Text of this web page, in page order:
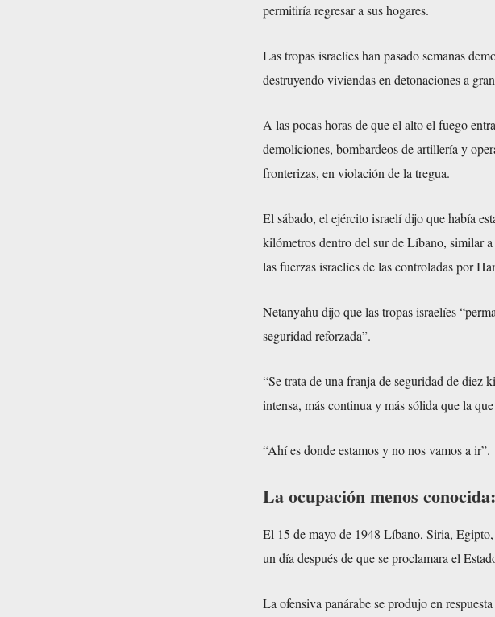
permitiría regresar a sus hogares.
Las tropas israelíes han pasado semanas
destruyendo viviendas en detonaciones a
A las pocas horas de que el alto el fuego
demoliciones, bombardeos de artillería y
fronterizas, en violación de la tregua.
El sábado, el ejército israelí dijo que había
kilómetros dentro del sur de Líbano, similar
las fuerzas israelíes de las controladas por
Netanyahu dijo que las tropas israelíes
seguridad reforzada”.
“Se trata de una franja de seguridad de diez
intensa, más continua y más sólida que la
“Ahí es donde estamos y no nos vamos a ir”.
La ocupación menos
El 15 de mayo de 1948 Líbano, Siria,
un día después de que se proclamara el
La ofensiva panárabe se produjo en